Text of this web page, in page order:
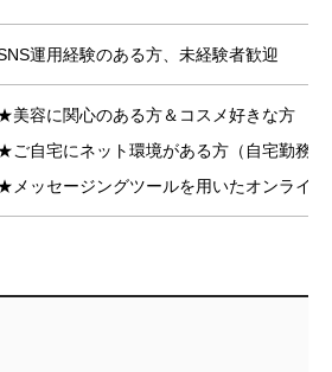
運用経験のある方、未経験者歓迎
美容に関心のある方＆コスメ好きな方
ご自宅にネット環境がある方（自宅勤務希
メッセージングツールを用いたオンライ